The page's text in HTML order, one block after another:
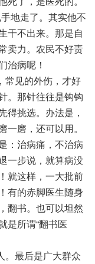
地走了。其实他不
干不出来。那是自
卖力。农民不好责
治病呢！
见的外伤，才好
。那针往往是钩钩
得挑选。办法是，
磨，还可以用。
：治病痛，不治病
一步说，就算病没
就这样，一大批前
有的赤脚医生随身
翻书。也可以坦然
是所谓“翻书医
最后是广大群众